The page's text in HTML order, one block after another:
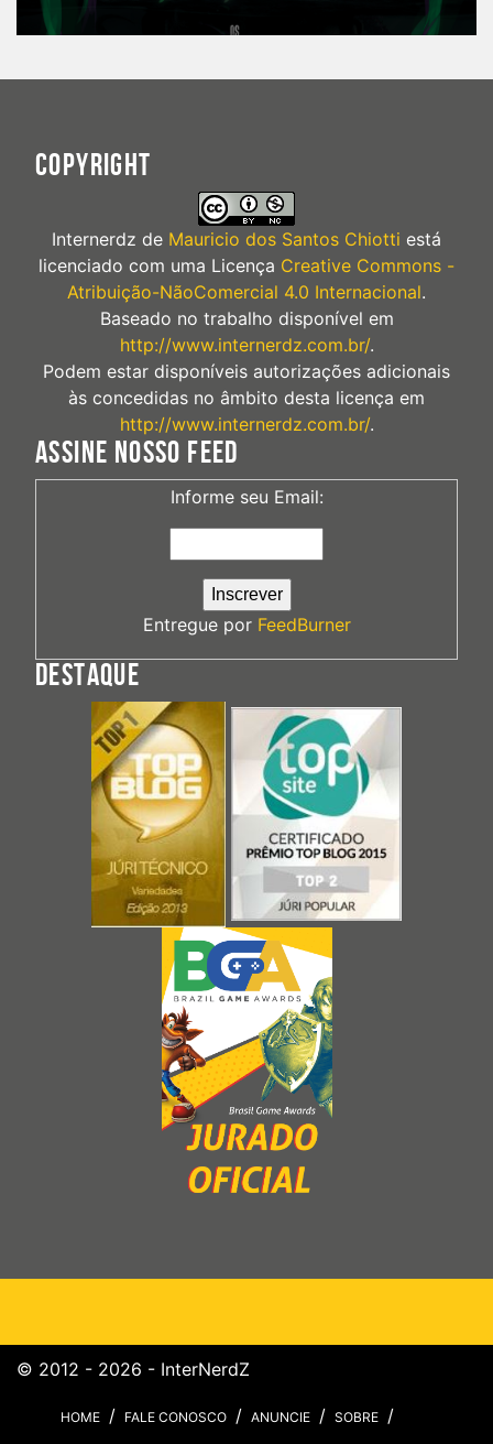
COPYRIGHT
Internerdz de Mauricio dos Santos Chiotti está
licenciado com uma Licença Creative Commons -
Atribuição-NãoComercial 4.0 Internacional.
Baseado no trabalho disponível em
http://www.internerdz.com.br/.
Podem estar disponíveis autorizações adicionais
às concedidas no âmbito desta licença em
http://www.internerdz.com.br/.
ASSINE NOSSO FEED
Informe seu Email:
Entregue por FeedBurner
DESTAQUE
© 2012 - 2026 - InterNerdZ
HOME FALE CONOSCO ANUNCIE SOBRE